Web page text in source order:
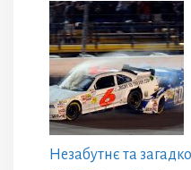
Незабутнє та